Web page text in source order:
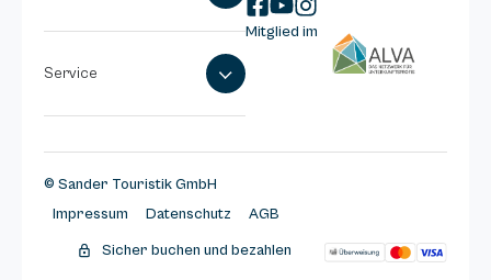
Service
Mitglied im
© Sander Touristik GmbH
Impressum
Datenschutz AGB
Sicher buchen und bezahlen